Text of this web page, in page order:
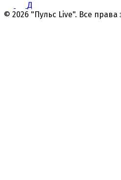
Д
© 2026 "Пульс Live". Все